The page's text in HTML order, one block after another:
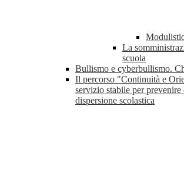
La
scuola
Bullismo e cyberbullismo.
Il percorso "Continuità e
servizio stabile per prevenire
dispersione scolastica